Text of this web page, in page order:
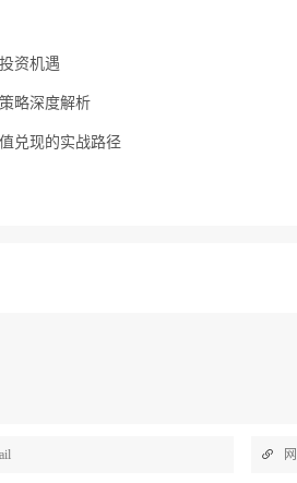
资机遇
略深度解析
兑现的实战路径